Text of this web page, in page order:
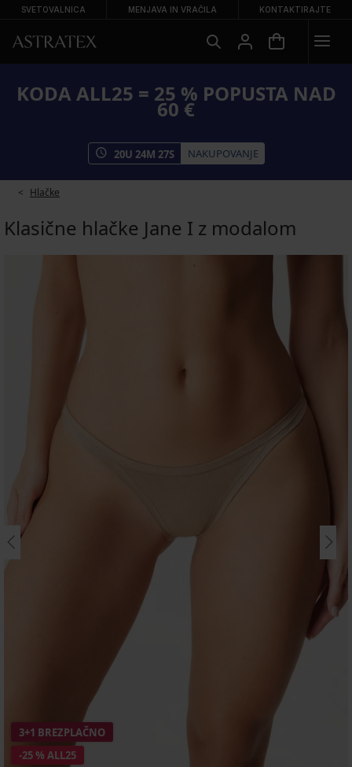
SVETOVALNICA MENJAVA IN VRAČILA KONTAKTIRAJTE
KODA ALL25 = 25 % POPUSTA NAD
60 €
20U 24M 26S NAKUPOVANJE
Hlačke
Klasične hlačke Jane I z modalom
-25 % ALL25
3+1 BREZPLAČNO